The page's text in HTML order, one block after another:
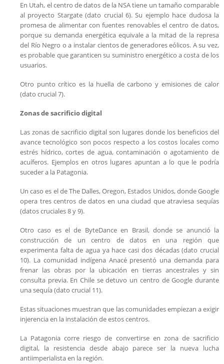
En Utah, el centro de datos de la NSA tiene un tamaño comparable
al proyecto Stargate (dato crucial 6). Su ejemplo hace dudosa la
promesa de alimentar con fuentes renovables el centro de datos,
porque su demanda energética equivale a la mitad de la represa
del Río Negro o a instalar cientos de generadores eólicos. A su vez,
es probable que garanticen su suministro energético a costa de los
usuarios.
Otro punto crítico es la huella de carbono y emisiones de calor
(dato crucial 7).
Zonas de sacrificio digital
Las zonas de sacrificio digital son lugares donde los beneficios del
avance tecnológico son pocos respecto a los costos locales como
estrés hídrico, cortes de agua, contaminación o agotamiento de
acuíferos. Ejemplos en otros lugares apuntan a lo que le podría
suceder a la Patagonia.
Un caso es el de The Dalles, Oregon, Estados Unidos, donde Google
opera tres centros de datos en una ciudad que atraviesa sequías
(datos cruciales 8 y 9).
Otro caso es el de ByteDance en Brasil, donde se anunció la
construcción de un centro de datos en una región que
experimenta falta de agua ya hace casi dos décadas (dato crucial
10). La comunidad indígena Anacé presentó una demanda para
frenar las obras por la ubicación en tierras ancestrales y sin
consulta previa. En Chile se detuvo un centro de Google durante
una sequía (dato crucial 11).
Estas situaciones muestran que las comunidades empiezan a exigir
injerencia en la instalación de estos centros.
La Patagonia corre riesgo de convertirse en zona de sacrificio
digital, la resistencia desde abajo parece ser la nueva lucha
antiimperialista en la región.